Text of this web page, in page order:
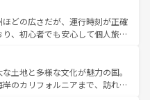
ぞれで全く異なる文化を体験で
お、新着のフランス情報はコンテンツ一覧
てほしい。 なお、新着の
一覧を参照してほしい。
る。また、優雅なアフタヌーン
まらない英国パブ、サッカー観
きる体験も豊富。イギリスを旅
。
どの広さだが、運行時刻が正確
、初心者でも安心して個人旅行
、スイスならではのユニークな
光だけでなく町歩きも満喫する
が高いため物価も高いが、旅行
土地と多様な文化が魅力の国。
のカリフォルニアまで、訪れる